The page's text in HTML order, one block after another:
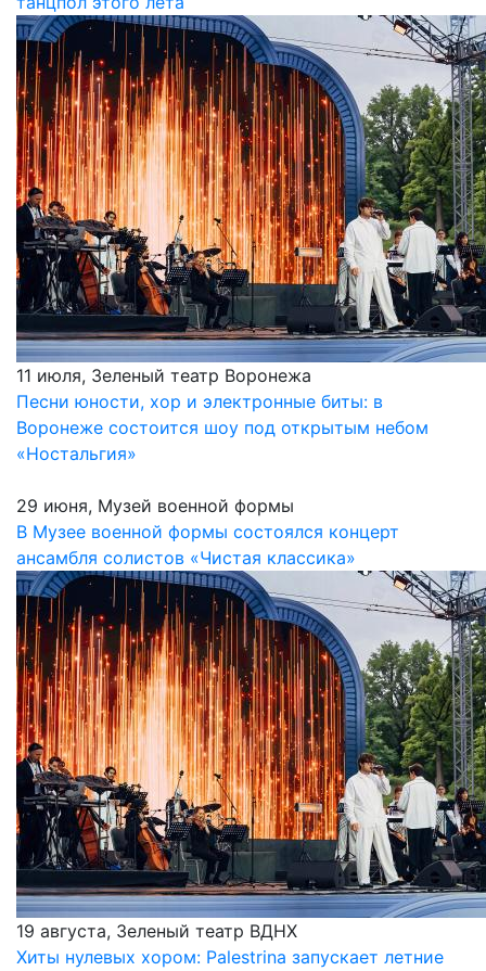
11 июля, Зеленый театр Воронежа
Песни юности, хор и электронные биты: в
Воронеже состоится шоу под открытым небом
«Ностальгия»
29 июня, Музей военной формы
В Музее военной формы состоялся концерт
ансамбля солистов «Чистая классика»
19 августа, Зеленый театр ВДНХ
Хиты нулевых хором: Palestrina запускает летние